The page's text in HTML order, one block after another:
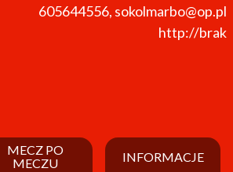
605644556, sokolmarbo@op.pl
http://brak
MECZ PO
MECZU
INFORMACJE